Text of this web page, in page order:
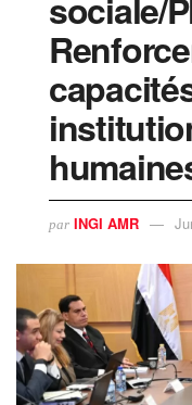
par INGI AMR